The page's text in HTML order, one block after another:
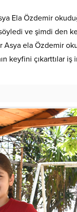
Ela Özdemir
ve şimdi den
Asya ela Özdemir
keyfini çıkarttılar